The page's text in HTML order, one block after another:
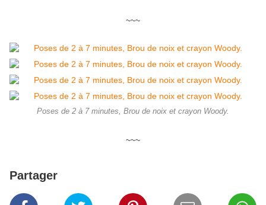
~~~
Poses de 2 à 7 minutes, Brou de noix et crayon Woody.
~~~
Partager